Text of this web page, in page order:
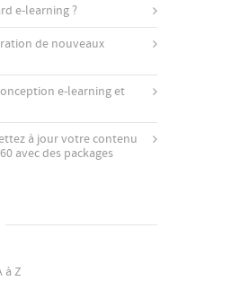
e-learning ?
de nouveaux
e-learning et
à jour votre contenu
​​avec des packages
à Z